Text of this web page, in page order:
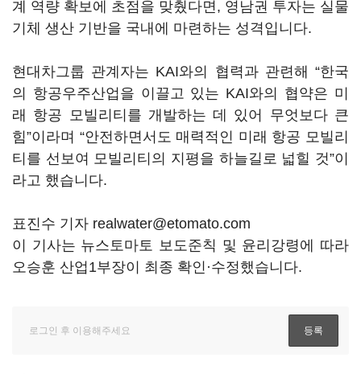
계 역량 확보에 초점을 맞췄다면, 영남권 투자는 실물
기체 생산 기반을 국내에 마련하는 성격입니다.
현대차그룹 관계자는 KAI와의 협력과 관련해 “한국
의 항공우주산업을 이끌고 있는 KAI와의 협약은 미
래 항공 모빌리티를 개발하는 데 있어 무엇보다 큰
힘”이라며 “안전하면서도 매력적인 미래 항공 모빌리
티를 선보여 모빌리티의 지평을 하늘길로 넓힐 것”이
라고 했습니다.
표진수 기자 realwater@etomato.com
이 기사는 뉴스토마토 보도준칙 및 윤리강령에 따라
오승훈 산업1부장이 최종 확인·수정했습니다.